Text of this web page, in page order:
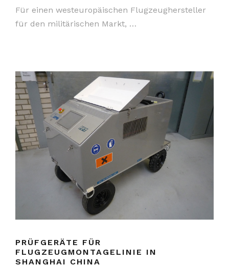
Für einen westeuropäischen Flugzeughersteller
für den militärischen Markt, …
PRÜFGERÄTE FÜR
FLUGZEUGMONTAGELINIE IN
SHANGHAI CHINA